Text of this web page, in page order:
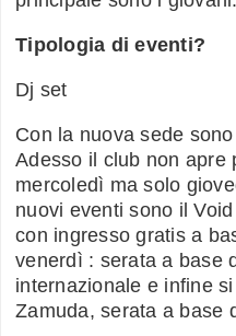
Tipologia di eventi?
Dj set
Con la nuova sede
Adesso il club non apre
mercoledì ma solo
nuovi eventi sono il
con ingresso gratis a
venerdì : serata a base
internazionale e infine
Zamuda, serata a base